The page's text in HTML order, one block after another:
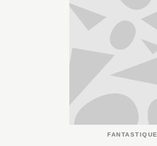
FANTASTIQUE